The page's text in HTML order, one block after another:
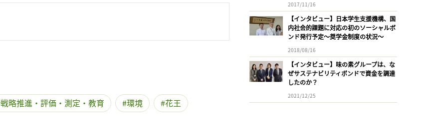
戦略推進・評価・測定・教育 環境
花王
2017/11/16
【インタビュー】日本学生支援機構、国
内社会的課題に対応の初のソーシャルボ
ンド発行予定〜奨学金制度の状況〜
2018/08/16
【インタビュー】味の素グループは、な
ぜサステナビリティボンドで資金を調達
したのか？
2021/12/25